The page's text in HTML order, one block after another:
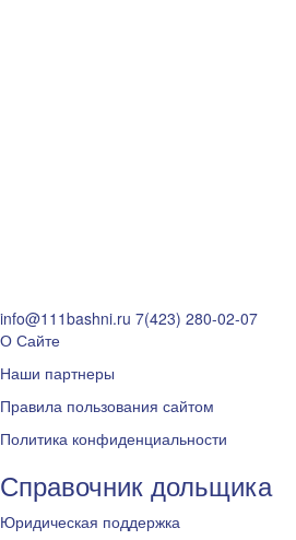
info@111bashni.ru 7(423) 280-02-07
О Сайте
Наши партнеры
Правила пользования сайтом
Политика конфиденциальности
Справочник дольщика
Юридическая поддержка